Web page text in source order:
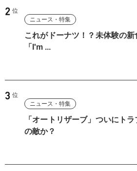
ニュース・特集
これがドーナツ！？未体験の
「I'm ...
ニュース・特集
「オートリザーブ」ついにト
の敵か？